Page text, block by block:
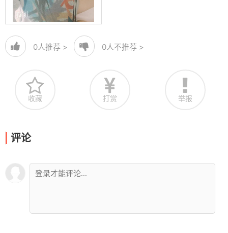
0人推荐 > 0人不推荐 >
收藏 打赏 举报
评论